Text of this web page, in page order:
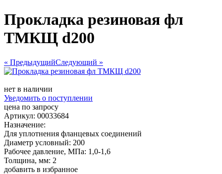
Прокладка резиновая фл
ТМКЩ d200
« ПредыдущийСледующий »
нет в наличии
Уведомить о поступлении
цена по запросу
Артикул: 00033684
Назначение:
Для уплотнения фланцевых соединений
Диаметр условный: 200
Рабочее давление, МПа: 1,0-1,6
Толщина, мм: 2
добавить в избранное